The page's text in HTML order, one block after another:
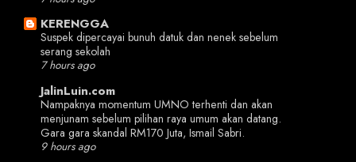
KERENGGA
Suspek dipercayai bunuh datuk dan nenek sebelum
serang sekolah
7 hours ago
JalinLuin.com
Nampaknya momentum UMNO terhenti dan akan
menjunam sebelum pilihan raya umum akan datang.
Gara gara skandal RM170 Juta, Ismail Sabri.
9 hours ago